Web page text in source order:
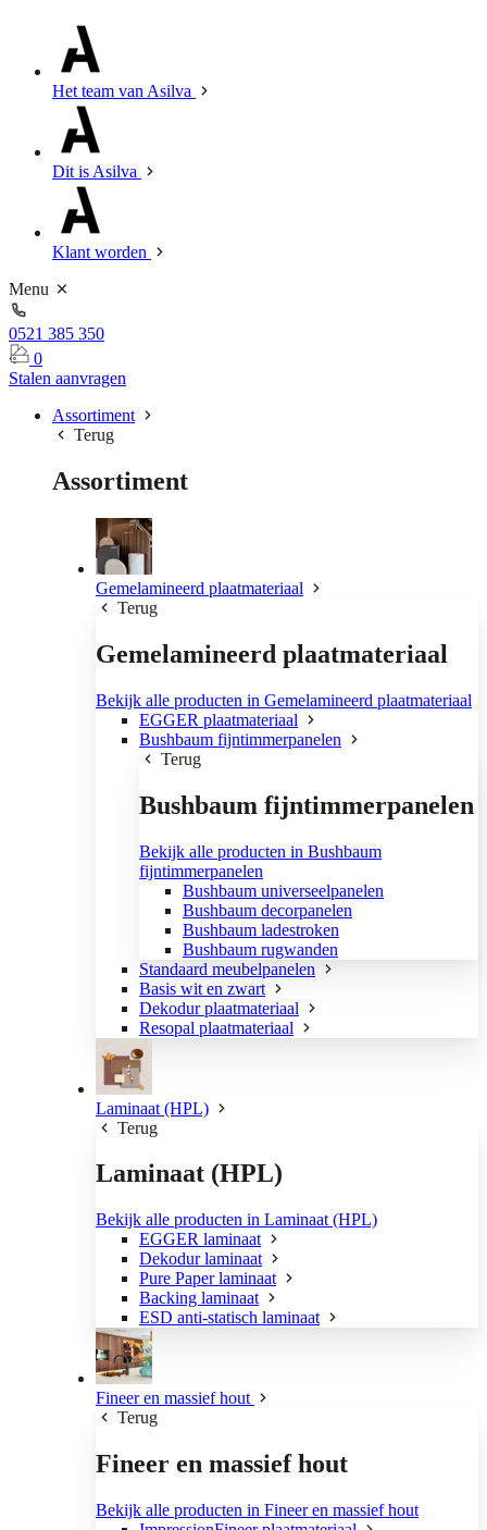
Het team van Asilva
Dit is Asilva
Klant worden
Menu
0521 385 350
0
Stalen aanvragen
Assortiment
Terug
Assortiment
Gemelamineerd plaatmateriaal
Terug
Gemelamineerd plaatmateriaal
Bekijk alle producten in Gemelamineerd plaatmateriaal
EGGER plaatmateriaal
Bushbaum fijntimmerpanelen
Terug
Bushbaum fijntimmerpanelen
Bekijk alle producten in Bushbaum
fijntimmerpanelen
Bushbaum universeelpanelen
Bushbaum decorpanelen
Bushbaum ladestroken
Bushbaum rugwanden
Standaard meubelpanelen
Basis wit en zwart
Dekodur plaatmateriaal
Resopal plaatmateriaal
Laminaat (HPL)
Terug
Laminaat (HPL)
Bekijk alle producten in Laminaat (HPL)
EGGER laminaat
Dekodur laminaat
Pure Paper laminaat
Backing laminaat
ESD anti-statisch laminaat
Fineer en massief hout
Terug
Fineer en massief hout
Bekijk alle producten in Fineer en massief hout